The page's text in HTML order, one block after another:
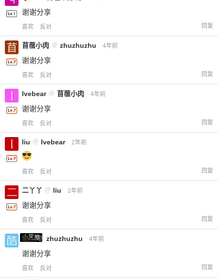
谢谢分享
喜欢 反对 回复
苜蓿小肉 @ zhuzhuzhu 4年前
谢谢分享
喜欢 反对 回复
lvebear @ 苜蓿小肉 4年前
谢谢分享
喜欢 反对 回复
liu @ lvebear 2年前
喜欢 反对 回复
二丫丫 @ liu 2年前
谢谢分享
喜欢 反对 回复
小黑屋
酷乐 @ zhuzhuzhu 4年前
谢谢分享
喜欢 反对 回复